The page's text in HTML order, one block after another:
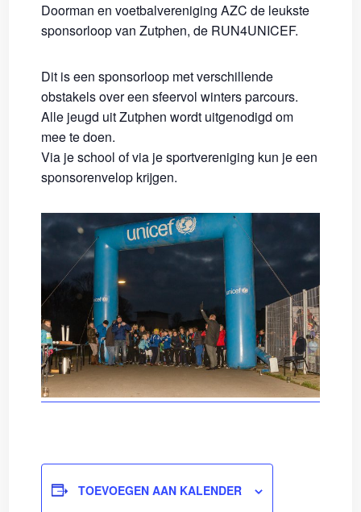
Doorman en voetbalvereniging AZC de leukste
sponsorloop van Zutphen, de RUN4UNICEF.
Dit is een sponsorloop met verschillende
obstakels over een sfeervol winters parcours.
Alle jeugd uit Zutphen wordt uitgenodigd om
mee te doen.
Via je school of via je sportvereniging kun je een
sponsorenvelop krijgen.
TOEVOEGEN AAN KALENDER